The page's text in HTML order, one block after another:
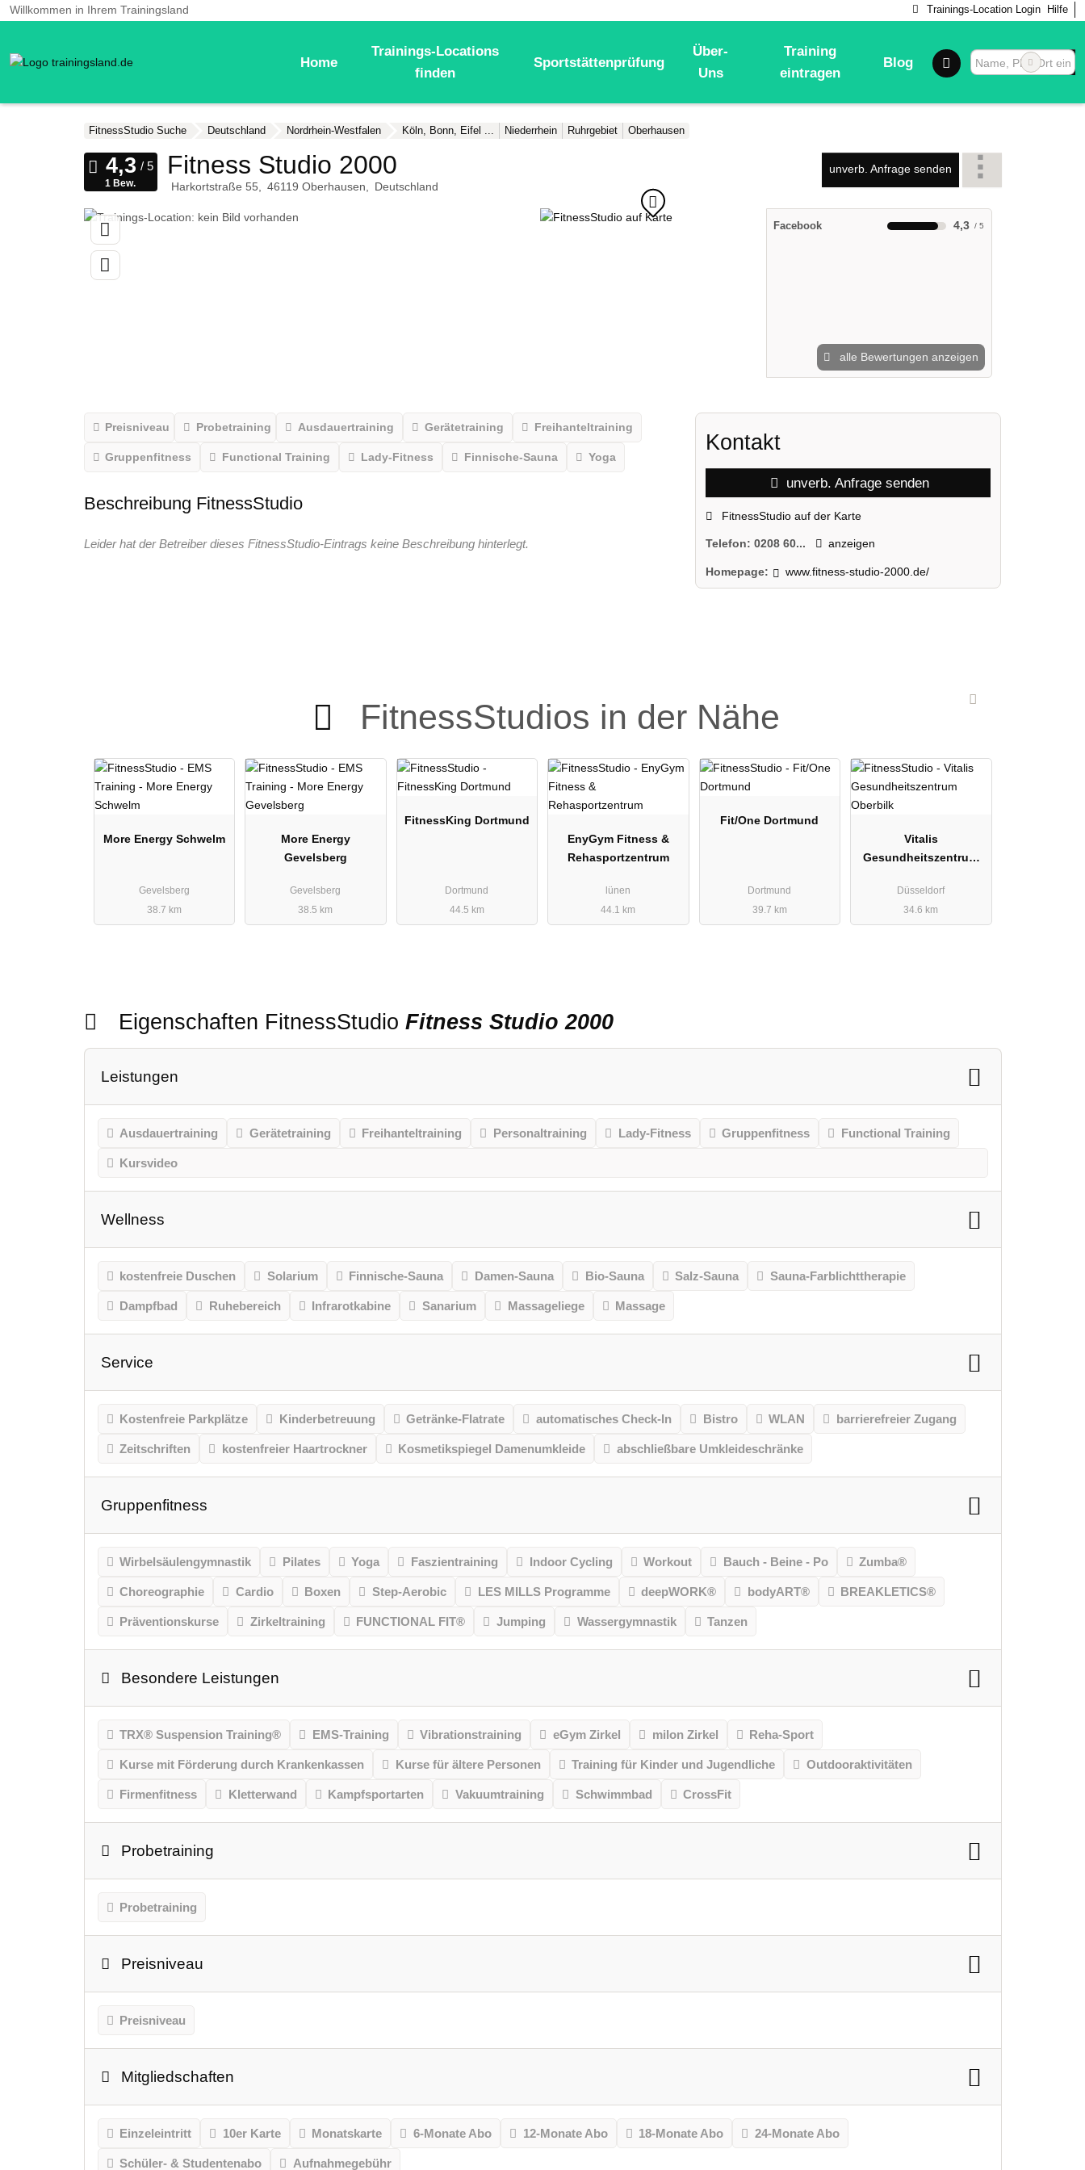
Willkommen in Ihrem Trainingsland Trainings-Location Login Hilfe
Home
Trainings-Locations
finden
Sportstättenprüfung
Über-
Uns
Training
eintragen
Blog
FitnessStudio Suche Deutschland Nordrhein-Westfalen Köln, Bonn, Eifel ... Niederrhein Ruhrgebiet Oberhausen
Fitness Studio 2000
Harkortstraße 55 46119 Oberhausen Deutschland
unverb. Anfrage senden
1 Bew.
Facebook 4,3
alle Bewertungen anzeigen
Preisniveau Probetraining Ausdauertraining Gerätetraining Freihanteltraining
Gruppenfitness Functional Training Lady-Fitness Finnische-Sauna Yoga
Beschreibung FitnessStudio
Leider hat der Betreiber dieses FitnessStudio-Eintrags keine Beschreibung hinterlegt.
Kontakt
unverb. Anfrage senden
FitnessStudio auf der Karte
Telefon:0208 60... anzeigen
Homepage: www.fitness-studio-2000.de/
FitnessStudios in der Nähe
More Energy Schwelm
Gevelsberg
38.7 km
More Energy
Gevelsberg
Gevelsberg
38.5 km
FitnessKing Dortmund
Dortmund
44.5 km
EnyGym Fitness &
Rehasportzentrum
lünen
44.1 km
Fit/One Dortmund
Dortmund
39.7 km
Vitalis
Gesundheitszentrum
Düsseldorf
34.6 km
Eigenschaften FitnessStudioFitness Studio 2000
Leistungen
Ausdauertraining Gerätetraining Freihanteltraining Personaltraining Lady-Fitness Gruppenfitness Functional Training
Kursvideo
Wellness
kostenfreie Duschen Solarium Finnische-Sauna Damen-Sauna Bio-Sauna Salz-Sauna Sauna-Farblichttherapie
Dampfbad Ruhebereich Infrarotkabine Sanarium Massageliege Massage
Service
Kostenfreie Parkplätze Kinderbetreuung Getränke-Flatrate automatisches Check-In Bistro WLAN barrierefreier Zugang
Zeitschriften kostenfreier Haartrockner Kosmetikspiegel Damenumkleide abschließbare Umkleideschränke
Gruppenfitness
Wirbelsäulengymnastik Pilates Yoga Faszientraining Indoor Cycling Workout Bauch - Beine - Po Zumba®
Choreographie Cardio Boxen Step-Aerobic LES MILLS Programme deepWORK® bodyART® BREAKLETICS®
Präventionskurse Zirkeltraining FUNCTIONAL FIT® Jumping Wassergymnastik Tanzen
Besondere Leistungen
TRX® Suspension Training® EMS-Training Vibrationstraining eGym Zirkel milon Zirkel Reha-Sport
Kurse mit Förderung durch Krankenkassen Kurse für ältere Personen Training für Kinder und Jugendliche Outdooraktivitäten
Firmenfitness Kletterwand Kampfsportarten Vakuumtraining Schwimmbad CrossFit
Probetraining
Probetraining
Preisniveau
Preisniveau
Mitgliedschaften
Einzeleintritt 10er Karte Monatskarte 6-Monate Abo 12-Monate Abo 18-Monate Abo 24-Monate Abo
Schüler- & Studentenabo Aufnahmegebühr